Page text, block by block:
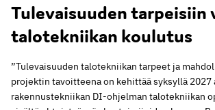
Tulevaisuuden tarpeisiin
talotekniikan koulutus
”Tulevaisuuden talotekniikan tarpeet ja
projektin tavoitteena on kehittää syksyllä 2027
rakennustekniikan DI-ohjelman talotekniikan